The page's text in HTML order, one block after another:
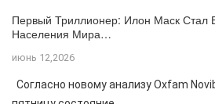
Первый Триллионер: Илон Маск Стал
Населения Мира…
июнь 12,2026
Согласно новому анализу Oxfam